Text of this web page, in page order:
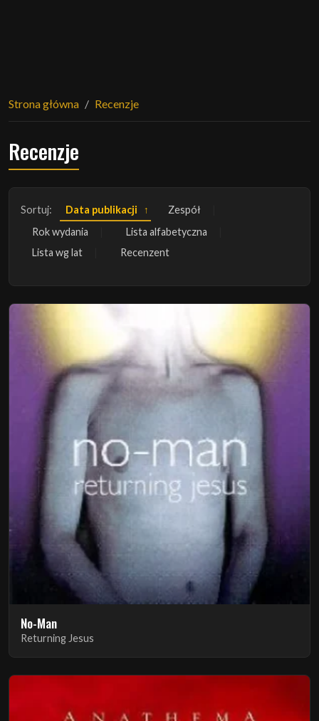
Strona główna Recenzje
Recenzje
Sortuj: Data publikacji
Zespół
Rok wydania
Lista alfabetyczna
Lista wg lat
Recenzent
No-Man
Returning Jesus